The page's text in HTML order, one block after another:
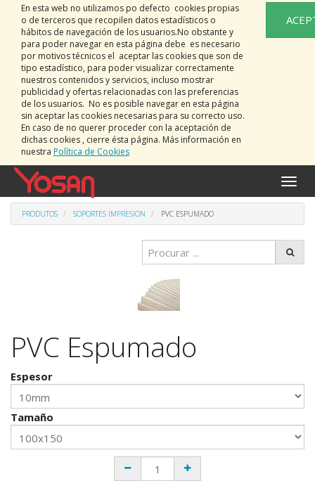
En esta web no utilizamos po defecto cookies propias
o de terceros que recopilen datos estadísticos o
hábitos de navegación de los usuarios.No obstante y
para poder navegar en esta página debe es necesario
por motivos técnicos el aceptar las cookies que son de
tipo estadístico, para poder visualizar correctamente
nuestros contenidos y servicios, incluso mostrar
publicidad y ofertas relacionadas con las preferencias
de los usuarios. No es posible navegar en esta página
sin aceptar las cookies necesarias para su correcto uso.
En caso de no querer proceder con la aceptación de
dichas cookies , cierre ésta página. Más información en
nuestra Política de Cookies
PRODUTOS SOPORTES IMPRESION PVC ESPUMADO
PVC Espumado
Espesor
Tamaño